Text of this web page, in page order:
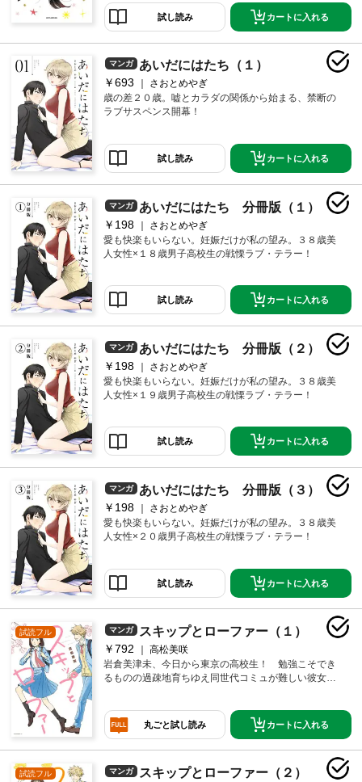
に学園に謎の美少女が現れて…!? 超ハイスペック王子
×THE・平凡女子の超愛され格差ラブコメ、大波乱の第
３巻！
試し読み カートに入れる
マンガ あいだにはたち（１）
￥693
さおとめやぎ
歳の差２０歳。嘘とカラダの関係から始まる、禁断の
ラブサスペンス開幕！
試し読み カートに入れる
マンガ あいだにはたち 分冊版（１）
￥198
さおとめやぎ
愛も快楽もいらない。妊娠だけが私の望み。３８歳美
人女性×１８歳男子高校生の戦慄ラブ・テラー！
試し読み カートに入れる
マンガ あいだにはたち 分冊版（２）
￥198
さおとめやぎ
愛も快楽もいらない。妊娠だけが私の望み。３８歳美
人女性×１９歳男子高校生の戦慄ラブ・テラー！
試し読み カートに入れる
マンガ あいだにはたち 分冊版（３）
￥198
さおとめやぎ
愛も快楽もいらない。妊娠だけが私の望み。３８歳美
人女性×２０歳男子高校生の戦慄ラブ・テラー！
試し読み カートに入れる
試読フル マンガ スキップとローファー（１）
￥792
高松美咲
岩倉美津未、今日から東京の高校生！ 勉強こそでき
るものの過疎地育ちゆえ同世代コミュが難しい彼女
丸ごと試し読み カートに入れる
試読フル マンガ スキップとローファー（２）